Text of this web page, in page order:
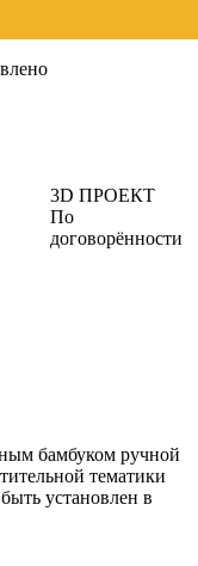
3D ПРОЕКТ
По
договорённости
бамбуком ручной
тематики
установлен в